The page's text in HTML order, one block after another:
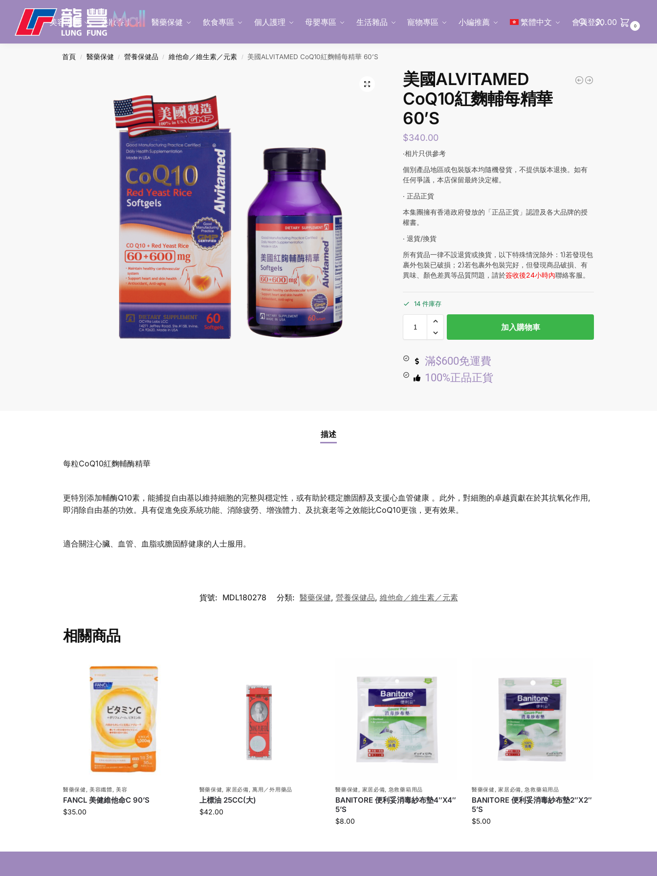
美容護膚 美妝香水 醫藥保健 飲食專區 個人護理 母嬰專區 生活雜品 寵物專區 小編推薦 繁體中文 會員登入
Search
$0.00 0
首頁 / 醫藥保健 / 營養保健品 / 維他命／維生素／元素 / 美國ALVITAMED CoQ10紅麴輔每精華 60’S
美國ALVITAMED
CoQ10紅麴輔每精華
60’S
$340.00
‧相片只供參考
個別產品地區或包裝版本均隨機發貨，不提供版本退換。如有
任何爭議，本店保留最終決定權。
‧ 正品正貨
本集團擁有香港政府發放的「正品正貨」認證及各大品牌的授
權書。
‧ 退貨/換貨
所有貨品一律不設退貨或換貨，以下特殊情況除外：1)若發現包
裹外包裝已破損；2)若包裹外包裝完好，但發現商品破損、有
異味、顏色差異等品質問題，請於簽收後24小時內聯絡客服。
14 件庫存
加入購物車
滿$600免運費
100%正品正貨
描述
每粒CoQ10紅麴輔酶精華
更特別添加輔酶Q10素，能捕捉自由基以維持細胞的完整與穩定性，或有助於穩定膽固醇及支援心血管健康 。此外，對細胞的卓越貢獻在於其抗氧化作用,
即消除自由基的功效。具有促進免疫系統功能、消除疲勞、增強體力、及抗衰老等之效能比CoQ10更強，更有效果。
適合關注心臟、血管、血脂或膽固醇健康的人士服用。
貨號: MDL180278 分類: 醫藥保健, 營養保健品, 維他命／維生素／元素
相關商品
醫藥保健 ,美容纖體,美容
FANCL 美健維他命C 90’S
$35.00
醫藥保健, 家居必備,萬用／外用藥品
上標油 25CC(大)
$42.00
醫藥保健 , 家居必備, 急救藥箱用品
BANITORE 便利妥消毒紗布墊4″X4″
5’S
$8.00
醫藥保健 ,家居必備,急救藥箱用品
BANITORE 便利妥消毒紗布墊2″X2″
5’S
$5.00